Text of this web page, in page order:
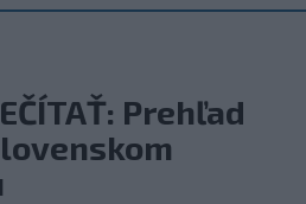
Prehľad